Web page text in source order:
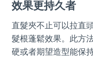
效果更持久者
直髮夾不止可以拉直
髮根蓬鬆效果。此方
硬或者期望造型能保